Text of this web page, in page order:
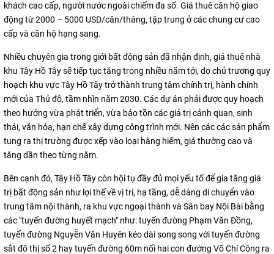
khách cao cấp, người nước ngoài chiếm đa số. Giá thuê căn hộ giao
động từ 2000 – 5000 USD/căn/tháng, tập trung ở các chung cư cao
cấp và căn hộ hạng sang.
Nhiều chuyên gia trong giới bất động sản đã nhận định, giá thuê nhà
khu Tây Hồ Tây sẽ tiếp tục tăng trong nhiều năm tới, do chủ trương quy
hoạch khu vực Tây Hồ Tây trở thành trung tâm chính trị, hành chính
mới của Thủ đô, tầm nhìn năm 2030. Các dự án phải được quy hoạch
theo hướng vừa phát triển, vừa bảo tồn các giá trị cảnh quan, sinh
thái, văn hóa, hạn chế xây dựng công trình mới. Nên các các sản phẩm
tung ra thị trường được xếp vào loại hàng hiếm, giá thường cao và
tăng dần theo từng năm.
Bên cạnh đó, Tây Hồ Tây còn hội tụ đầy đủ mọi yếu tố để gia tăng giá
trị bất động sản như lợi thế về vị trí, hạ tầng, dễ dàng di chuyển vào
trung tâm nội thành, ra khu vực ngoại thành và Sân bay Nội Bài bằng
các "tuyến đường huyết mạch" như: tuyến đường Phạm Văn Đồng,
tuyến đường Nguyễn Văn Huyên kéo dài song song với tuyến đường
sắt đô thị số 2 hay tuyến đường 60m nối hai con đường Võ Chí Công ra